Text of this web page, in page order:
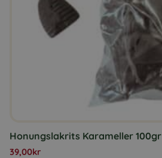
Honungslakrits Karameller 100gr
39,00kr